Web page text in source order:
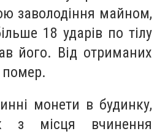
заволодіння майном,
18 ударів по тілу
його. Від отриманих
помер.
монети в будинку,
з місця вчинення